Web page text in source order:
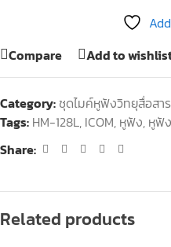
Compare
Add to
Category: ชุดไมค์หูฟังวิทยุสื่อสาร
Tags: HM-128L, ICOM, หูฟัง, หูฟั
Share:
Related products